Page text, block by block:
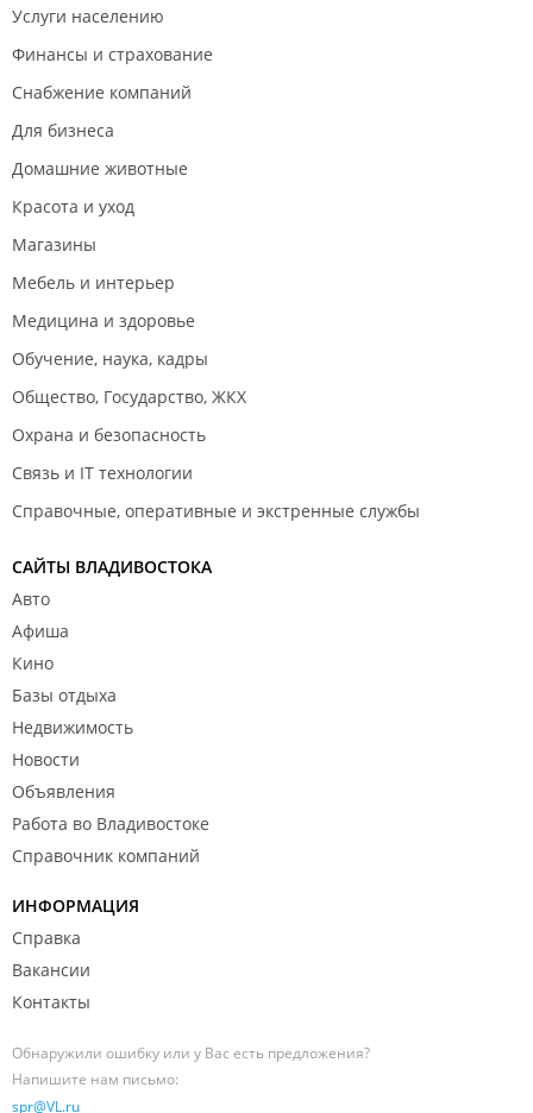
Услуги населению
Финансы и страхование
Снабжение компаний
Для бизнеса
Домашние животные
Красота и уход
Магазины
Мебель и интерьер
Медицина и здоровье
Обучение, наука, кадры
Общество, Государство, ЖКХ
Охрана и безопасность
Связь и IT технологии
Справочные, оперативные и экстренные службы
САЙТЫ ВЛАДИВОСТОКА
Авто
Афиша
Кино
Базы отдыха
Недвижимость
Новости
Объявления
Работа во Владивостоке
Справочник компаний
ИНФОРМАЦИЯ
Справка
Вакансии
Контакты
Обнаружили ошибку или у Вас есть предложения?
Напишите нам письмо:
spr@VL.ru